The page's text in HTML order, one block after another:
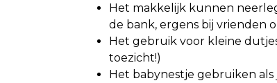
Het makkelijk kunnen
de bank, ergens bij vrienden
Het gebruik voor kleine
toezicht!)
Het babynestje gebruiken